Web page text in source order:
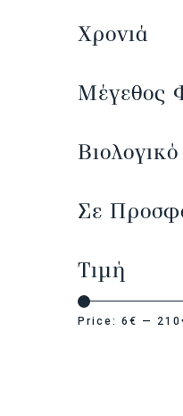
Χρονιά
Μέγεθος
Βιολογικό
Σε
Τιμή
Price: 6€ —